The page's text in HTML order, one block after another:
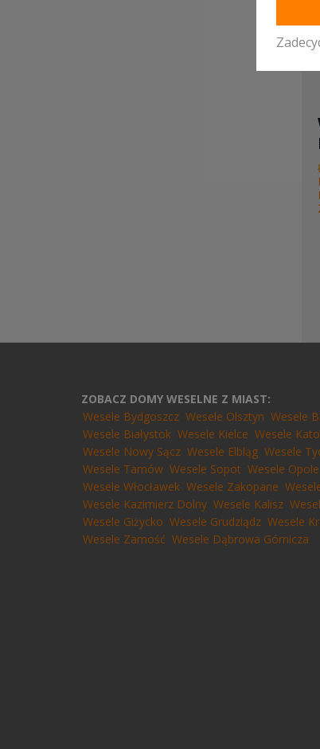
ZOBACZ DOMY WESELNE Z MIAST:
Wesele Bydgoszcz Wesele Olsztyn Wesele
Wesele Białystok Wesele Kielce Wesele
Wesele Nowy Sącz Wesele Elbląg Wesele
Wesele Tarnów Wesele Sopot Wesele Opole
Wesele Włocławek Wesele Zakopane
Wesele Kazimierz Dolny Wesele Kalisz
Wesele Giżycko Wesele Grudziądz Wesele
Wesele Zamość Wesele Dąbrowa Górnicza